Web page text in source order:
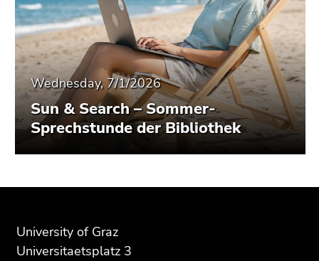
Wednesday, 7/1/2026
Sun & Search – Sommer-
Sprechstunde der Bibliothek
page
section:
University of Graz
Universitaetsplatz 3
this
page
this
page